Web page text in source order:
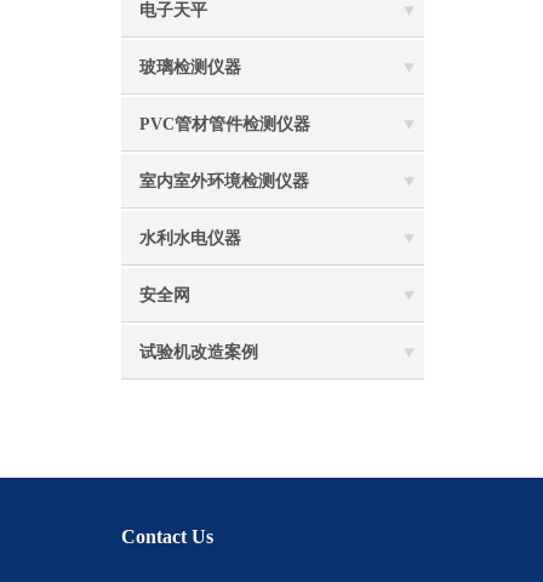
电子天平
玻璃检测仪器
PVC管材管件检测仪器
室内室外环境检测仪器
水利水电仪器
安全网
试验机改造案例
Contact Us